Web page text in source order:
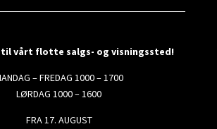
til vårt flotte salgs- og visningssted!
– FREDAG 1000 – 1700
LØRDAG 1000 – 1600
FRA 17. AUGUST